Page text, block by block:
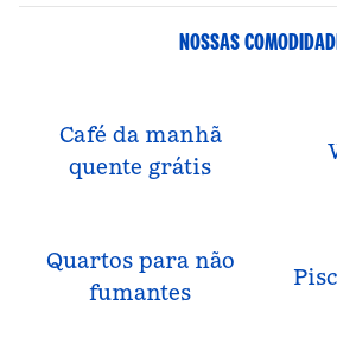
NOSSAS
Café da manhã
quente grátis
Quartos para não
fumantes